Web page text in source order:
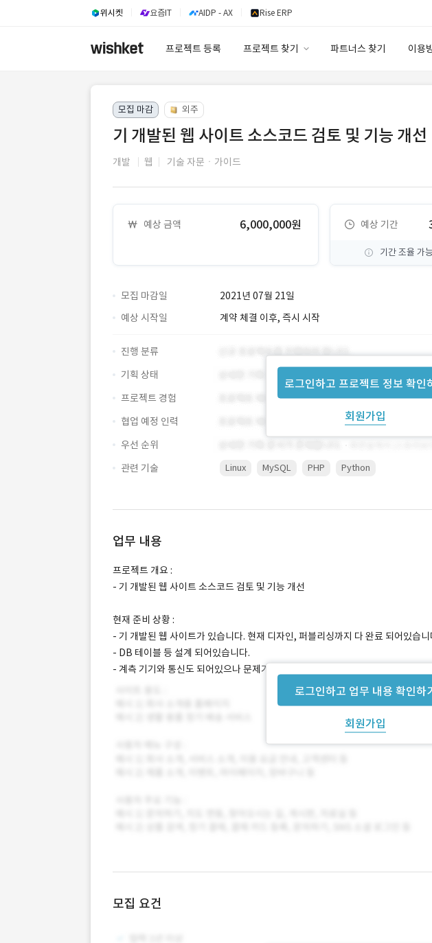
위시켓 요즘IT AIDP - AX Rise ERP
프로젝트 등록 프로젝트 찾기 파트너스 찾기 이용
이용
고객
모집 마감 외주
기 개발된 웹 사이트 소스코드 검토 및 기능 개선
개발 웹 기술 자문ㆍ가이드
예상 금액 6,000,000원 예상 기간
기간 조율 가능
모집 마감일 2021년 07월 21일
로그인하고 프로젝트 정보 확인
회원가입
예상 시작일 계약 체결 이후, 즉시 시작
진행 분류
기획 상태
프로젝트 경험
협업 예정 인력
우선 순위
관련 기술
Linux MySQL PHP Python
업무 내용
로그인하고 업무 내용 확인하
회원가입
프로젝트 개요 :
- 기 개발된 웹 사이트 소스코드 검토 및 기능 개선
현재 준비 상황 :
- 기 개발된 웹 사이트가 있습니다. 현재 디자인, 퍼블리싱까지 다 완료 되어있습니
- DB 테이블 등 설계 되어있습니다.
- 계측 기기와 통신도 되어있으나 문제가 발생한 상황입니다.
모집 요건